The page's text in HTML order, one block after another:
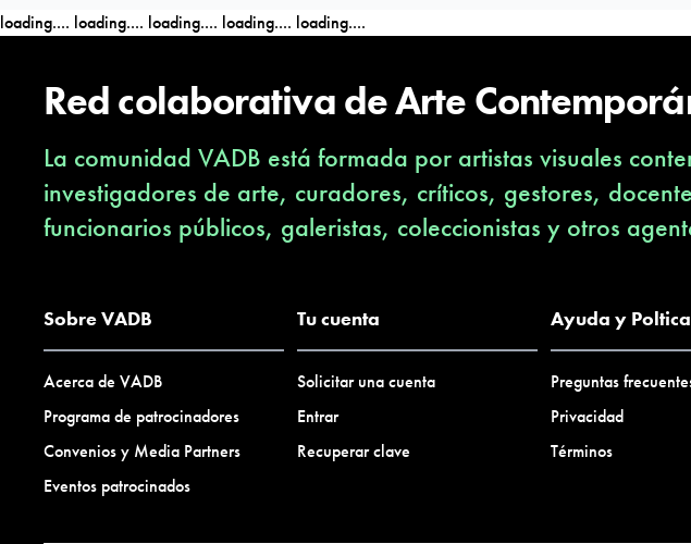
loading.... loading.... loading.... loading.... loading....
Red colaborativa de Arte
La comunidad VADB está formada por artistas visuales
investigadores de arte, curadores, críticos, gestores,
funcionarios públicos, galeristas, coleccionistas y otros
Sobre VADB
Acerca de VADB
Programa de patrocinadores
Convenios y Media Partners
Eventos patrocinados
Tu cuenta
Solicitar una cuenta
Entrar
Recuperar clave
Ayuda y
Preguntas
Privacidad
Términos